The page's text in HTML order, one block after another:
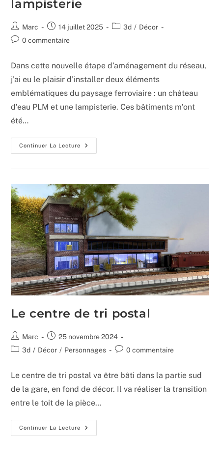
lampisterie
Auteur/autrice
de
Marc
Publication
publiée :
14 juillet 2025
Post3d / Décor
Commentaires
publication :
0 commentaire
Dans cette nouvelle étape d’aménagement du réseau,
j’ai eu le plaisir d’installer deux éléments
emblématiques du paysage ferroviaire : un château
d’eau PLM et une lampisterie. Ces bâtiments m’ont
été…
Continuer La Lecture
Le
Château
Le centre de tri postal
Auteur/autrice
de
Marc
Publication
publiée :
25 novembre 2024
Post3d / Décor / Personnages
Commentaires
publication :
0 commentaire
Le centre de tri postal va être bâti dans la partie sud
de la gare, en fond de décor. Il va réaliser la transition
entre le toit de la pièce…
Continuer La Lecture
Le
Centre